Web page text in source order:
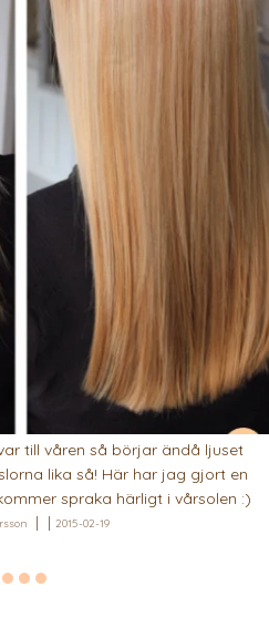
till våren så börjar ändå ljuset
lika så! Här har jag gjort en
spraka härligt i vårsolen :)
2015-02-19